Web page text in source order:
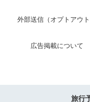
外部送信（オプトアウト
広告掲載について
旅行